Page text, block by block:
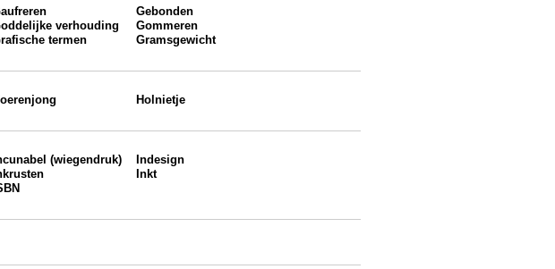
Gebonden
verhouding
Gommeren
termen
Gramsgewicht
Holnietje
(wiegendruk)
Indesign
Inkt